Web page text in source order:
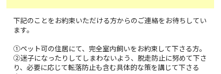
下記のことをお約束いただける方からのご連絡をお待ちしてい
ます。
①ペット可の住居にて、完全室内飼いをお約束して下さる方。
②迷子になったりしてしまわないよう、脱走防止に努めて下さ
り、必要に応じて転落防止も含む具体的な策を講じて下さる